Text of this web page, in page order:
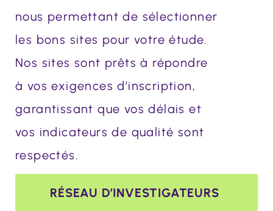
nous permettant de sélectionner
les bons sites pour votre étude.
Nos sites sont prêts à répondre
à vos exigences d’inscription,
garantissant que vos délais et
vos indicateurs de qualité sont
respectés.
RÉSEAU D’INVESTIGATEURS